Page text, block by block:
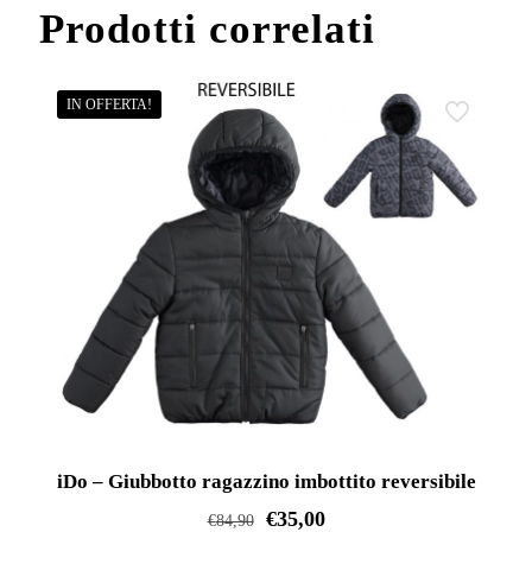
ha
Le
opzioni
possono
essere
scelte
nella
pagina
del
prodotto
Prodotti correlati
IN OFFERTA!
iDo – Giubbotto ragazzino imbottito reversibile
€84,90 €35,00